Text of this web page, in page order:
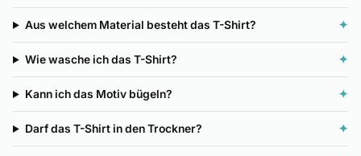
Aus welchem Material besteht das T-Shirt? ✦
Wie wasche ich das T-Shirt? ✦
Kann ich das Motiv bügeln? ✦
Darf das T-Shirt in den Trockner? ✦